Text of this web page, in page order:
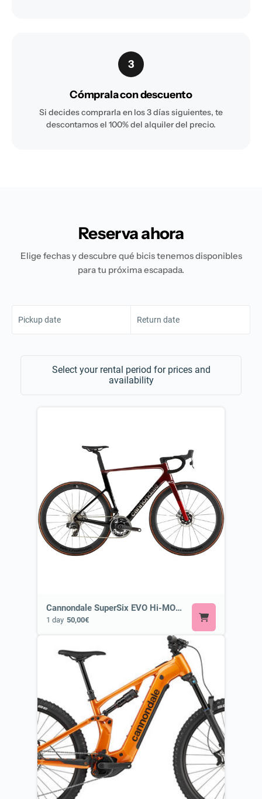
3
Cómprala con descuento
Si decides comprarla en los 3 días siguientes, te
descontamos el 100% del alquiler del precio.
Reserva ahora
Elige fechas y descubre qué bicis tenemos disponibles
para tu próxima escapada.
Pickup date Return date
Select your rental period for prices and
availability
Cannondale SuperSix EVO Hi-MOD 1 ⭐ Most Exclusive Cannondale Bike
1 day 50,00€